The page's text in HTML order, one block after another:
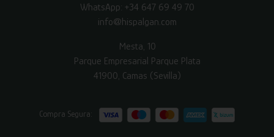
WhatsApp: +34 647 69 49 70
info@hispalgan.com
Mesta, 10
Parque Empresarial Parque Plata
41900, Camas (Sevilla)
Compra Segura: